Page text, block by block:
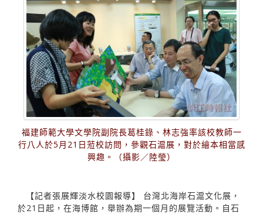
福建師範大學文學院副院長葛桂錄、林志強率該校教師一
行八人於5月21日蒞校訪問，參觀石滬展，對於繪本相當感
興趣。（攝影／陸瑩）
【記者張展輝淡水校園報導】 台灣北海岸石滬文化展，
於21日起，在海博館，舉辦為期一個月的展覽活動。自石